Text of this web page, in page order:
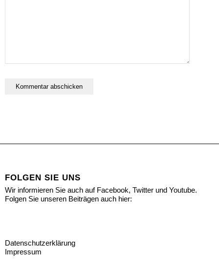
FOLGEN SIE UNS
Wir informieren Sie auch auf Facebook, Twitter und Youtube.
Folgen Sie unseren Beiträgen auch hier:
Datenschutzerklärung
Impressum